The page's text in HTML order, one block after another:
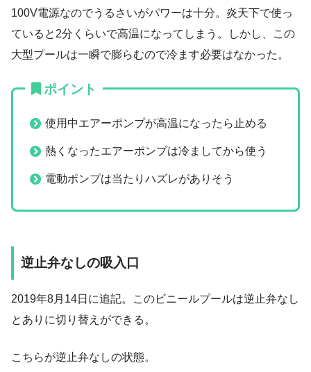
100V電源なのでうるさいがパワーは十分。炎天下で使っ
ていると2分くらいで高温になってしまう。しかし、この
大型プールは一瞬で膨らむので冷ます必要はなかった。
ポイント
使用中エアーポンプが高温になったら止める
熱くなったエアーポンプは冷ましてから使う
電動ポンプは当たりハズレがありそう
逆止弁なしの吸入口
2019年8月14日に追記。このビニールプールは逆止弁なし
とありに切り替えができる。
こちらが逆止弁なしの状態。